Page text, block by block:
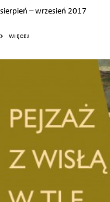
sierpień – wrzesień 2017
WIĘCEJ